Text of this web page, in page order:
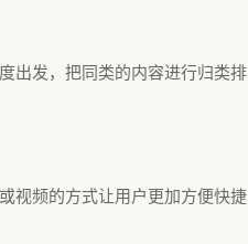
出发，把同类的内容进行归类排
视频的方式让用户更加方便快捷